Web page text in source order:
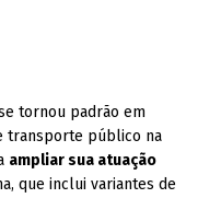
tornou padrão em
transporte público na
ampliar sua atuação
que inclui variantes de